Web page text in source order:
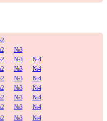
№3
№3
№4
№3
№4
№3
№4
№3
№4
№3
№4
№3
№4
№3
№4